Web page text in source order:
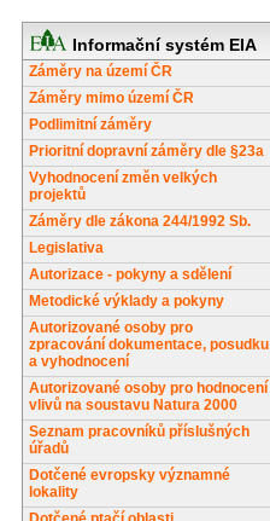
Informační systém EIA
Záměry na území ČR
Záměry mimo území ČR
Podlimitní záměry
Prioritní dopravní záměry dle §23a
Vyhodnocení změn velkých
projektů
Záměry dle zákona 244/1992 Sb.
Legislativa
Autorizace - pokyny a sdělení
Metodické výklady a pokyny
Autorizované osoby pro
zpracování dokumentace, posudku
a vyhodnocení
Autorizované osoby pro hodnocení
vlivů na soustavu Natura 2000
Seznam pracovníků příslušných
úřadů
Dotčené evropsky významné
lokality